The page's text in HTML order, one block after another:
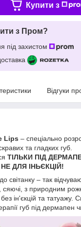
Купити з
з Пром?
під захистом
Відгуки
Lips – спеціально
та гладких губ.
ТІЛЬКИ ПІД
ДЛЯ ІНЬЄКЦІЙ!
світанку – так
сяючі, з природним
ін'єкцій та татуажу.
губ під дермапен